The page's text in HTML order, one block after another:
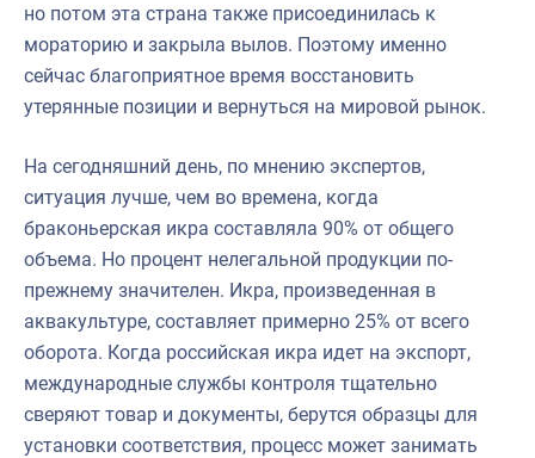
но потом эта страна также присоединилась к
мораторию и закрыла вылов. Поэтому именно
сейчас благоприятное время восстановить
утерянные позиции и вернуться на мировой рынок.
На сегодняшний день, по мнению экспертов,
ситуация лучше, чем во времена, когда
браконьерская икра составляла 90% от общего
объема. Но процент нелегальной продукции по-
прежнему значителен. Икра, произведенная в
аквакультуре, составляет примерно 25% от всего
оборота. Когда российская икра идет на экспорт,
международные службы контроля тщательно
сверяют товар и документы, берутся образцы для
установки соответствия, процесс может занимать